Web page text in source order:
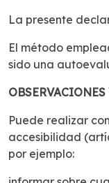
La presente
El método
sido una
Puede realizar
accesibilidad
por ejemplo: